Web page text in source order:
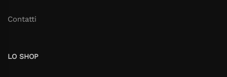
Contatti
LO SHOP